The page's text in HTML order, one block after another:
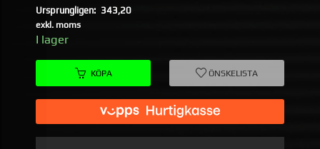
Ursprungligen: 343,20
Rabatt
exkl. moms
I lager
KÖPA ÖNSKELISTA